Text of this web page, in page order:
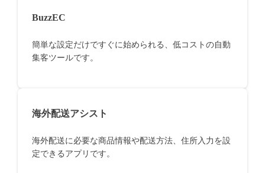
BuzzEC
簡単な設定だけですぐに始められる、低コストの自動
集客ツールです。
海外配送アシスト
海外配送に必要な商品情報や配送方法、住所入力を設
定できるアプリです。